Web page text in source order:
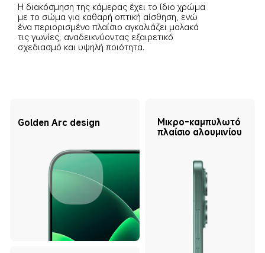
Η διακόσμηση της κάμερας έχει το ίδιο χρώμα
με το σώμα για καθαρή οπτική αίσθηση, ενώ
ένα περιορισμένο πλαίσιο αγκαλιάζει μαλακά
τις γωνίες, αναδεικνύοντας εξαιρετικό
σχεδιασμό και υψηλή ποιότητα.
Golden Arc design
Μικρο-καμπυλωτό
πλαίσιο αλουμινίου